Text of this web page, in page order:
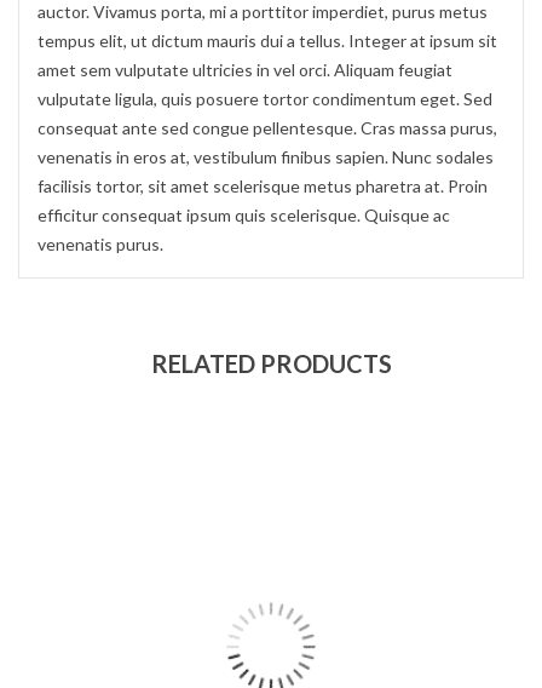
auctor. Vivamus porta, mi a porttitor imperdiet, purus metus
tempus elit, ut dictum mauris dui a tellus. Integer at ipsum sit
amet sem vulputate ultricies in vel orci. Aliquam feugiat
vulputate ligula, quis posuere tortor condimentum eget. Sed
consequat ante sed congue pellentesque. Cras massa purus,
venenatis in eros at, vestibulum finibus sapien. Nunc sodales
facilisis tortor, sit amet scelerisque metus pharetra at. Proin
efficitur consequat ipsum quis scelerisque. Quisque ac
venenatis purus.
RELATED PRODUCTS